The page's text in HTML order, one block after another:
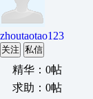
zhoutaotao123
关注 私信
精华：0帖
求助：0帖